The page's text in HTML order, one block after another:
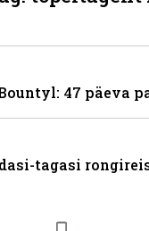
47 päeva
tagasi